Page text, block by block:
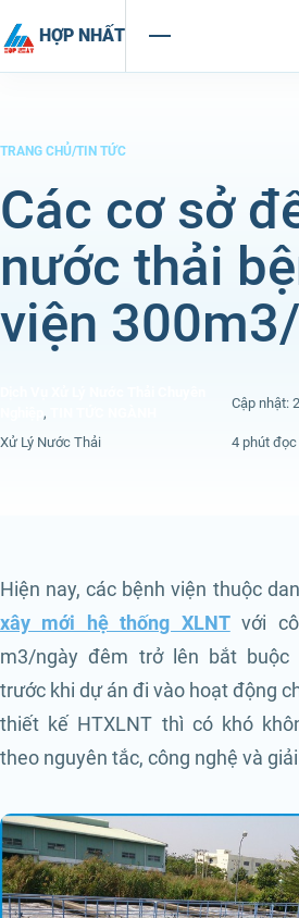
HỢP NHẤT
TRANG CHỦ/TIN TỨC
Các cơ sở
nước thải
viện
,
Cập nhật:
Xử Lý Nước Thải 4 phút đọc
Hiện nay, các bệnh viện thuộc
xây mới hệ thống XLNTvới
m3/ngày đêm trở lên bắt buộc
trước khi dự án đi vào hoạt động
thiết kế HTXLNT thì có khó
theo nguyên tắc, công nghệ và